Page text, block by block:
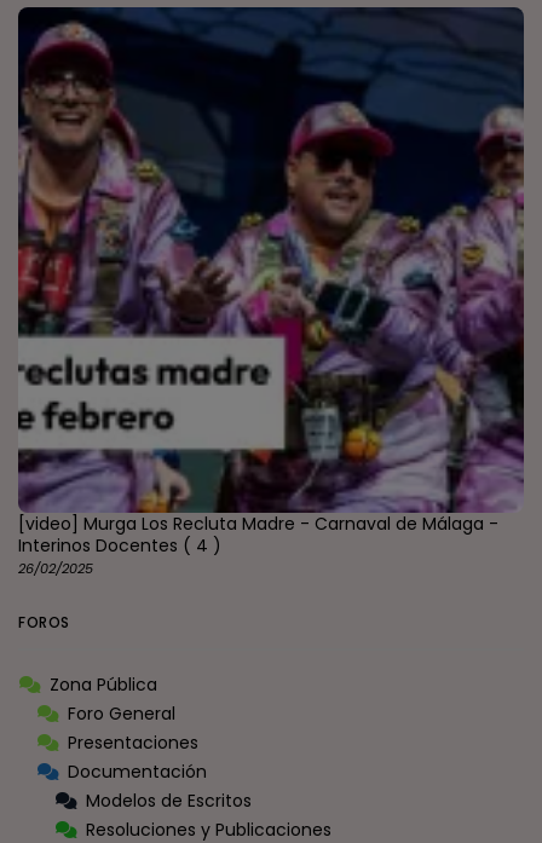
[video] Murga Los Recluta Madre - Carnaval de Málaga -
Interinos Docentes ( 4 )
26/02/2025
FOROS
Zona Pública
Foro General
Presentaciones
Documentación
Modelos de Escritos
Resoluciones y Publicaciones